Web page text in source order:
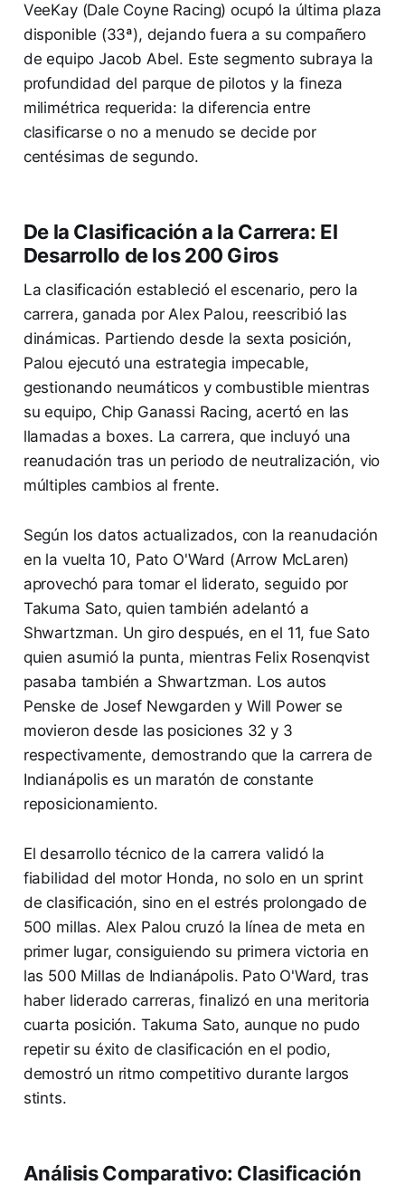
VeeKay (Dale Coyne Racing) ocupó la última plaza
disponible (33ª), dejando fuera a su compañero
de equipo Jacob Abel. Este segmento subraya la
profundidad del parque de pilotos y la fineza
milimétrica requerida: la diferencia entre
clasificarse o no a menudo se decide por
centésimas de segundo.
De la Clasificación a la Carrera: El
Desarrollo de los 200 Giros
La clasificación estableció el escenario, pero la
carrera, ganada por Alex Palou, reescribió las
dinámicas. Partiendo desde la sexta posición,
Palou ejecutó una estrategia impecable,
gestionando neumáticos y combustible mientras
su equipo, Chip Ganassi Racing, acertó en las
llamadas a boxes. La carrera, que incluyó una
reanudación tras un periodo de neutralización, vio
múltiples cambios al frente.
Según los datos actualizados, con la reanudación
en la vuelta 10, Pato O'Ward (Arrow McLaren)
aprovechó para tomar el liderato, seguido por
Takuma Sato, quien también adelantó a
Shwartzman. Un giro después, en el 11, fue Sato
quien asumió la punta, mientras Felix Rosenqvist
pasaba también a Shwartzman. Los autos
Penske de Josef Newgarden y Will Power se
movieron desde las posiciones 32 y 3
respectivamente, demostrando que la carrera de
Indianápolis es un maratón de constante
reposicionamiento.
El desarrollo técnico de la carrera validó la
fiabilidad del motor Honda, no solo en un sprint
de clasificación, sino en el estrés prolongado de
500 millas. Alex Palou cruzó la línea de meta en
primer lugar, consiguiendo su primera victoria en
las 500 Millas de Indianápolis. Pato O'Ward, tras
haber liderado carreras, finalizó en una meritoria
cuarta posición. Takuma Sato, aunque no pudo
repetir su éxito de clasificación en el podio,
demostró un ritmo competitivo durante largos
stints.
Análisis Comparativo: Clasificación